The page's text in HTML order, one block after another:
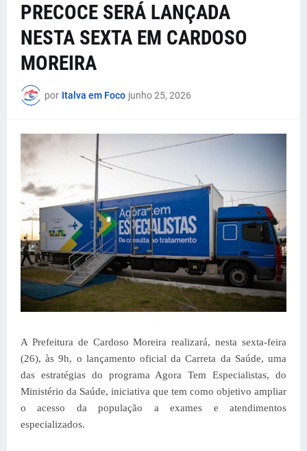
PRECOCE SERÁ LANÇADA
NESTA SEXTA EM CARDOSO
MOREIRA
por Italva em Foco junho 25, 2026
A Prefeitura de Cardoso Moreira realizará, nesta sexta-feira
(26), às 9h, o lançamento oficial da Carreta da Saúde, uma
das estratégias do programa Agora Tem Especialistas, do
Ministério da Saúde, iniciativa que tem como objetivo ampliar
o acesso da população a exames e atendimentos
especializados.